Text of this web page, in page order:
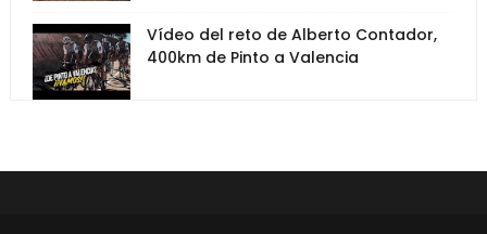
Vídeo del reto de Alberto Contador,
400km de Pinto a Valencia